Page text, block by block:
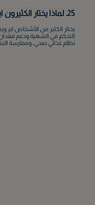
25. لماذا يختار الكثيرون ابر ويغوفي لإنقاص الوزن؟
يختار الكثير من الأشخاص ابر
التحكم في الشهية ودعم
نظام غذائي صحي، وممارسة